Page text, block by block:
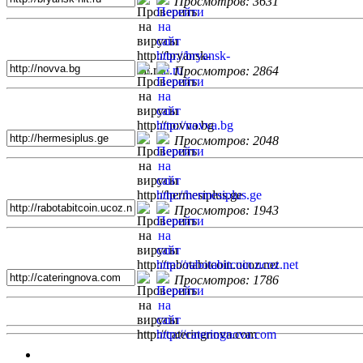
Просмотров: 2864
Просмотров: 2048
Просмотров: 1943
Просмотров: 1786